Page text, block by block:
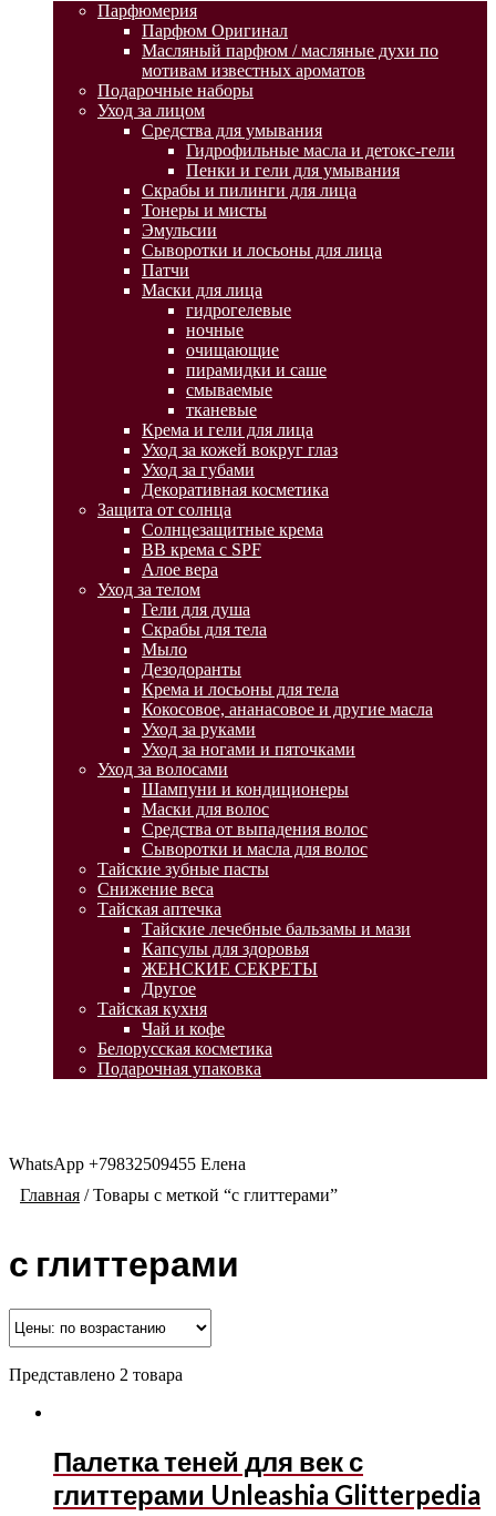
Парфюмерия
Парфюм Оригинал
Масляный парфюм / масляные духи по
мотивам известных ароматов
Подарочные наборы
Уход за лицом
Средства для умывания
Гидрофильные масла и детокс-гели
Пенки и гели для умывания
Скрабы и пилинги для лица
Тонеры и мисты
Эмульсии
Сыворотки и лосьоны для лица
Патчи
Маски для лица
гидрогелевые
ночные
очищающие
пирамидки и саше
смываемые
тканевые
Крема и гели для лица
Уход за кожей вокруг глаз
Уход за губами
Декоративная косметика
Защита от солнца
Солнцезащитные крема
BB крема с SPF
Алое вера
Уход за телом
Гели для душа
Скрабы для тела
Мыло
Дезодоранты
Крема и лосьоны для тела
Кокосовое, ананасовое и другие масла
Уход за руками
Уход за ногами и пяточками
Уход за волосами
Шампуни и кондиционеры
Маски для волос
Средства от выпадения волос
Сыворотки и масла для волос
Тайские зубные пасты
Снижение веса
Тайская аптечка
Тайские лечебные бальзамы и мази
Капсулы для здоровья
ЖЕНСКИЕ СЕКРЕТЫ
Другое
Тайская кухня
Чай и кофе
Белорусская косметика
Подарочная упаковка
WhatsApp +79832509455 Елена
Главная /Товары с меткой “с глиттерами”
с глиттерами
Представлено 2 товара
Палетка теней для век с
глиттерами Unleashia Glitterpedia